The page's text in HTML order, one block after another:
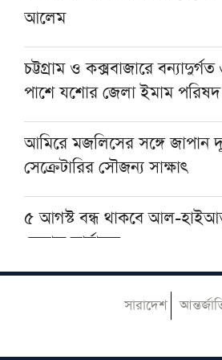
মসজিদের ছাদে বিদ্যুৎস্পৃষ্টে
মুহাম্মদ (সা.)-কে সর্বশেষ নবী
মুসলমান থাকা যায় না:
আলেম
চট্টগ্রাম ও কক্সবাজারে
পাশে যশোর জেলা ইমাম পরিষদ
আমিরে মজলিসের সঙ্গে জাপান
সেক্রেটারির সৌজন্য সাক্ষাৎ
৫ আগস্ট বন্ধ থাকবে আল-
বেফাক কার্যালয়
হেজবুত তাওহীদ কেন ভ্রান্ত, কী
সারাদেশ